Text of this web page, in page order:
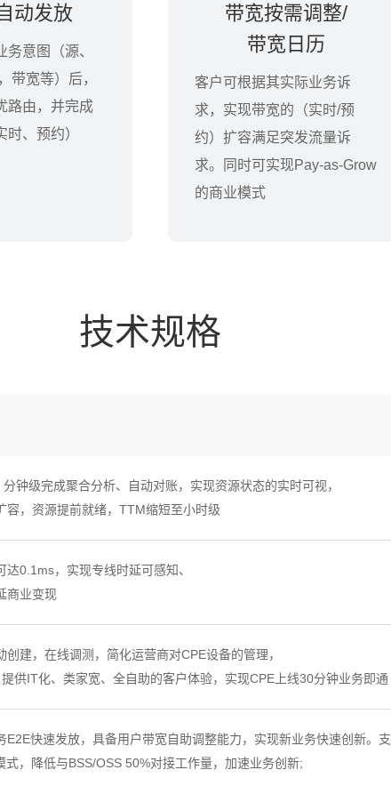
动发放
务意图（源、
带宽等）后，
路由，并完成
时、预约）
带宽按需调整/
带宽日历
客户可根据其实际业务诉
求，实现带宽的（实时/预
约）扩容满足突发流量诉
求。同时可实现Pay-as-Grow
的商业模式
技术规格
钟级完成聚合分析、自动对账，实现资源状态的实时可视，
容，资源提前就绪，TTM缩短至小时级
0.1ms，实现专线时延可感知、
商业变现
建，在线调测，简化运营商对CPE设备的管理，
供IT化、类家宽、全自助的客户体验，实现CPE上线30分钟业务即通
E2E快速发放，具备用户带宽自助调整能力，实现新业务快速创新。
，降低与BSS/OSS 50%对接工作量，加速业务创新;